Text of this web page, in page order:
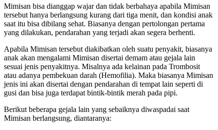
Mimisan bisa dianggap wajar dan tidak berbahaya apabila Mimisan
tersebut hanya berlangsung kurang dari tiga menit, dan kondisi anak
saat itu bisa dibilang sehat. Biasanya dengan pertolongan pertama
yang dilakukan, pendarahan yang terjadi akan segera berhenti.
Apabila Mimisan tersebut diakibatkan oleh suatu penyakit, biasanya
anak akan mengalami Mimisan disertai demam atau gejala lain
sesuai jenis penyakitnya. Misalnya ada kelainan pada Trombosit
atau adanya pembekuan darah (Hemofilia). Maka biasanya Mimisan
jenis ini akan disertai dengan pendarahan di tempat lain seperti di
gusi dan bisa juga terdapat bintik-bintik merah pada pipi.
Berikut beberapa gejala lain yang sebaiknya diwaspadai saat
Mimisan berlangsung, diantaranya: